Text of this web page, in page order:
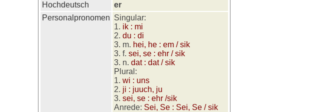
Hochdeutsch
er
Personalpronomen Singular:
1. ik : mi
2. du : di
3. m. hei, he : em / sik
3. f. sei, se : ehr / sik
3. n. dat : dat / sik
Plural:
1. wi : uns
2. ji : juuch, ju
3. sei, se : ehr /sik
Anrede: Sei, Se : Sei, Se / sik